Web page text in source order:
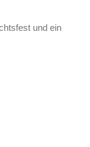
und ein